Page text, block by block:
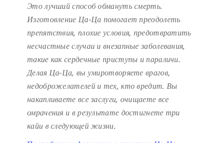
Это лучший способ обмануть смерть.
Изготовление Ца-Ца помогает преодолеть
препятствия, плохие условия, предотвратить
несчастные случаи и внезапные заболевания,
такие как сердечные приступы и параличи.
Делая Ца-Ца, вы умиротворяете врагов,
недоброжелателей и тех, кто вредит. Вы
накапливаете все заслуги, очищаете все
омрачения и в результате достигнете три
кайи в следующей жизни.